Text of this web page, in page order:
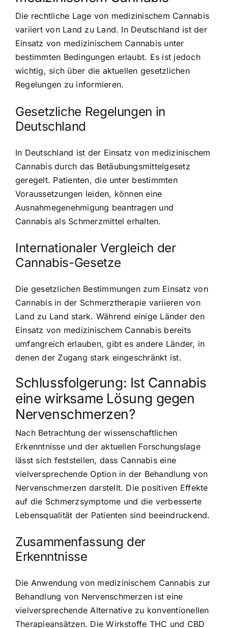
Die rechtliche Lage von medizinischem Cannabis
variiert von Land zu Land. In Deutschland ist der
Einsatz von medizinischem Cannabis unter
bestimmten Bedingungen erlaubt. Es ist jedoch
wichtig, sich über die aktuellen gesetzlichen
Regelungen zu informieren.
Gesetzliche Regelungen in
Deutschland
In Deutschland ist der Einsatz von medizinischem
Cannabis durch das Betäubungsmittelgesetz
geregelt. Patienten, die unter bestimmten
Voraussetzungen leiden, können eine
Ausnahmegenehmigung beantragen und
Cannabis als Schmerzmittel erhalten.
Internationaler Vergleich der
Cannabis-Gesetze
Die gesetzlichen Bestimmungen zum Einsatz von
Cannabis in der Schmerztherapie variieren von
Land zu Land stark. Während einige Länder den
Einsatz von medizinischem Cannabis bereits
umfangreich erlauben, gibt es andere Länder, in
denen der Zugang stark eingeschränkt ist.
Schlussfolgerung: Ist Cannabis
eine wirksame Lösung gegen
Nervenschmerzen?
Nach Betrachtung der wissenschaftlichen
Erkenntnisse und der aktuellen Forschungslage
lässt sich feststellen, dass Cannabis eine
vielversprechende Option in der Behandlung von
Nervenschmerzen darstellt. Die positiven Effekte
auf die Schmerzsymptome und die verbesserte
Lebensqualität der Patienten sind beeindruckend.
Zusammenfassung der
Erkenntnisse
Die Anwendung von medizinischem Cannabis zur
Behandlung von Nervenschmerzen ist eine
vielversprechende Alternative zu konventionellen
Therapieansätzen. Die Wirkstoffe THC und CBD